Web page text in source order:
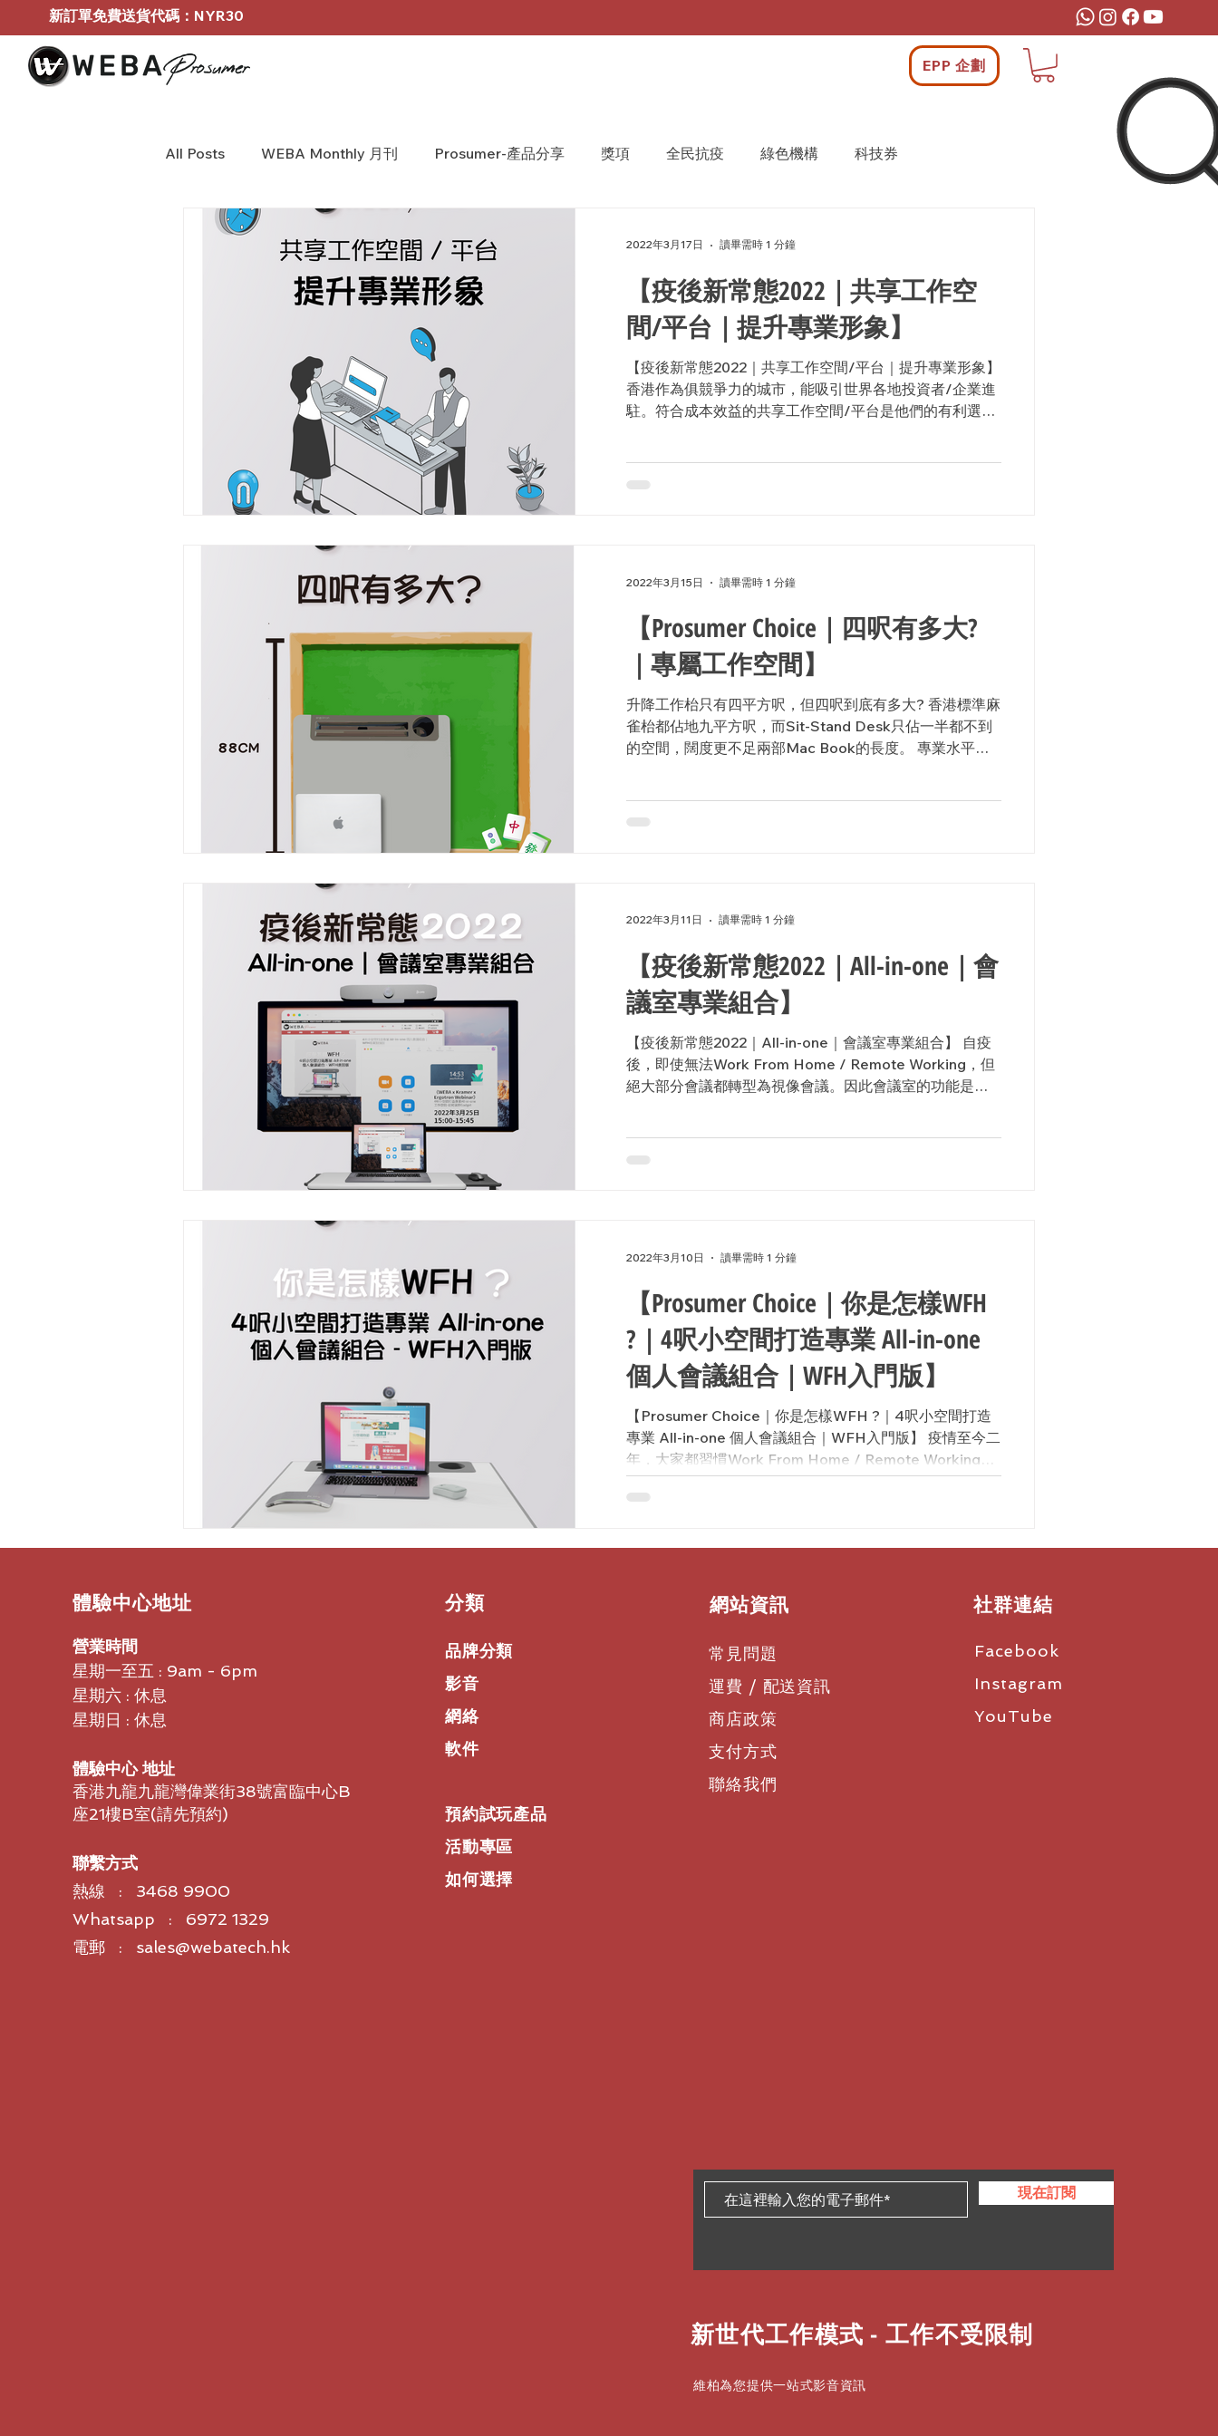
新訂單免費送貨代碼：NYR30
EPP 企劃
All Posts WEBA Monthly 月刊 Prosumer-產品分享 獎項 全民抗疫 綠色機構 科技券
BOSE Profressional
【疫後新常態2022｜共享工作空
間/平台｜提升專業形象】
【疫後新常態2022｜共享工作空間/平台｜提升專業形象】
香港作為俱競爭力的城市，能吸引世界各地投資者/企業進
駐。符合成本效益的共享工作空間/平台是他們的有利選
2022年3月17日 讀畢需時 1 分鐘
【Prosumer Choice｜四呎有多大?
｜專屬工作空間】
升降工作枱只有四平方呎，但四呎到底有多大? 香港標準麻
雀枱都佔地九平方呎，而Sit-Stand Desk只佔一半都不到
的空間，闊度更不足兩部Mac Book的長度。 專業水平其
2022年3月15日 讀畢需時 1 分鐘
【疫後新常態2022｜All-in-one｜會
議室專業組合】
【疫後新常態2022｜All-in-one｜會議室專業組合】 自疫
後，即使無法Work From Home / Remote Working，但
絕大部分會議都轉型為視像會議。因此會議室的功能是否
2022年3月11日 讀畢需時 1 分鐘
【Prosumer Choice｜你是怎樣WFH
?｜4呎小空間打造專業 All-in-one
個人會議組合｜WFH入門版】
【Prosumer Choice｜你是怎樣WFH ?｜4呎小空間打造
專業 All-in-one 個人會議組合｜WFH入門版】 疫情至今二
年，大家都習慣Work From Home / Remote Working，
身處香港彈丸之地就未必每個人都有足夠環境條件WFH。
為此，W...
2022年3月10日 讀畢需時 1 分鐘
​體驗中心地址
營業時間
星期一至五 : 9am - 6pm
星期六 : 休息
星期日 : 休息
體驗中心 地址
香港九龍九龍灣偉業街38號富臨中心B
座21樓B室​(請先預約)
聯繫方式
熱線 : 3468 9900
Whatsapp : 6972 1329
電郵 : sales@webatech.hk
​分類
品牌分類
影音
網絡
軟件
預約試玩產品
活動專區
如何選擇
​網站資訊
常見問題
運費 / 配送資訊
商店政策
支付方式
聯絡我們
社群連結
Facebook
Instagram
YouTube
現在訂閱
新世代工作模式 - 工作不受限制
維柏為您提供一站式影音資訊